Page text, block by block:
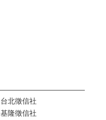
台北徵信社
基隆徵信社